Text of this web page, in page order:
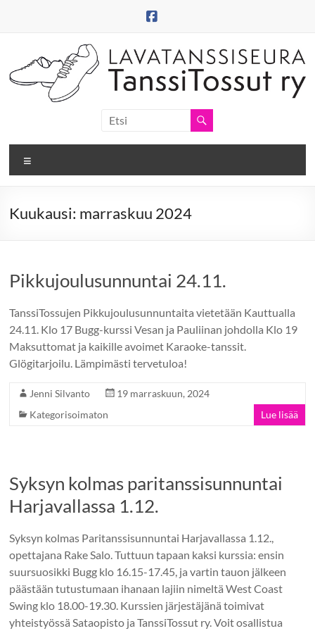
Tanssitossut
ry
Tanssitossujen
sivut
Kuukausi: marraskuu 2024
Pikkujoulusunnuntai 24.11.
TanssiTossujen Pikkujoulusunnuntaita vietetään Kauttualla
24.11. Klo 17 Bugg-kurssi Vesan ja Pauliinan johdolla Klo 19
Maksuttomat ja kaikille avoimet Karaoke-tanssit.
Glögitarjoilu. Lämpimästi tervetuloa!
Jenni Silvanto
19 marraskuun, 2024
Kategorisoimaton
Lue lisää
Syksyn kolmas paritanssisunnuntai
Harjavallassa 1.12.
Syksyn kolmas Paritanssisunnuntai Harjavallassa 1.12.,
opettajana Rake Salo. Tuttuun tapaan kaksi kurssia: ensin
suursuosikki Bugg klo 16.15-17.45, ja vartin tauon jälkeen
päästään tutustumaan ihanaan lajiin nimeltä West Coast
Swing klo 18.00-19.30. Kurssien järjestäjänä toimivat
yhteistyössä Sataopisto ja TanssiTossut ry. Voit osallistua